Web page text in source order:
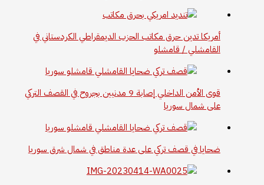
أمريكا تدين حرق مكاتب الحزب الديمقراطي الكردستاني في
القامشلي / قامشلو
قوى الأمن الداخلي إصابة 9 مدنيين بجروح في القصف التركي
على شمال سوريا
ضحايا في قصف تركي على عدة مناطق في شمال شرق سوريا